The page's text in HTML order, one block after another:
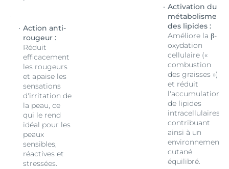
Action anti-
rougeur :
Réduit
efficacement
les rougeurs
et apaise les
sensations
d'irritation de
la peau, ce
qui le rend
idéal pour les
peaux
sensibles,
réactives et
stressées.
Activation du
métabolisme
des lipides :
Améliore la β-
oxydation
cellulaire («
combustion
des graisses »)
et réduit
l'accumulation
de lipides
intracellulaires,
contribuant
ainsi à un
environnement
cutané
équilibré.